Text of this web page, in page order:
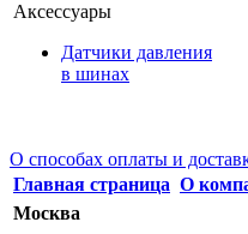
Аксессуары
Датчики давления
в шинах
О способах оплаты и
Главная страница О
Москва